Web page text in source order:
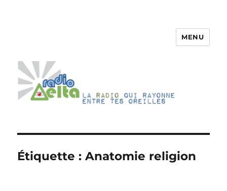
MENU
Étiquette :Anatomie religion